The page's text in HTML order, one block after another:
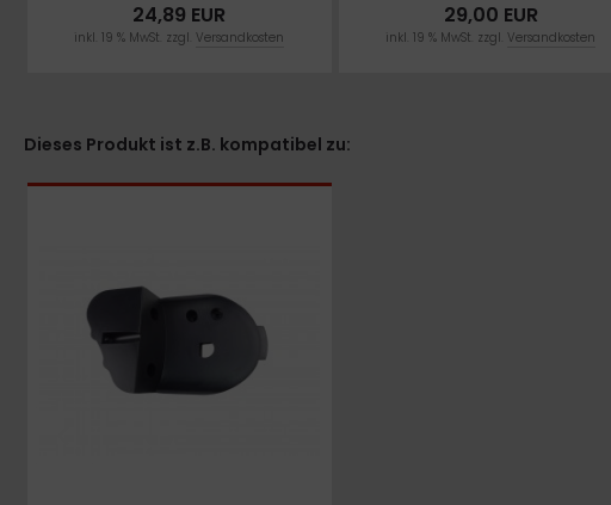
24,89 EUR
inkl. 19 % MwSt. zzgl.Versandkosten
29,00 EUR
inkl. 19 % MwSt. zzgl.Versandkosten
Dieses Produkt ist z.B. kompatibel zu: